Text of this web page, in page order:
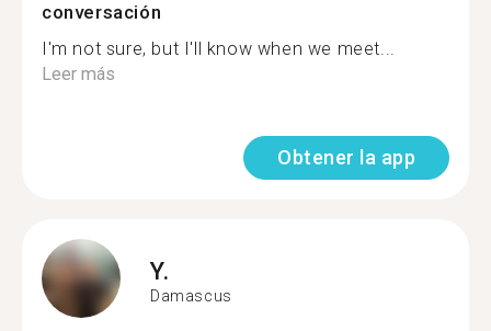
conversación
I'm not sure, but I'll know when we meet...
Leer más
Obtener la app
Y.
Damascus